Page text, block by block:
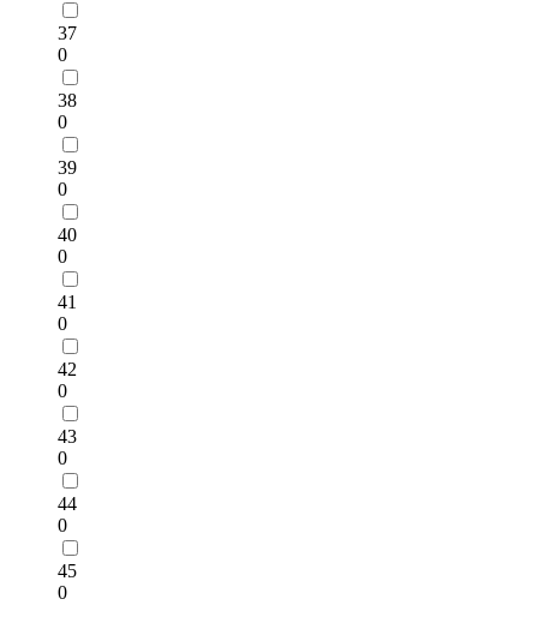
37
0
38
0
39
0
40
0
41
0
42
0
43
0
44
0
45
0